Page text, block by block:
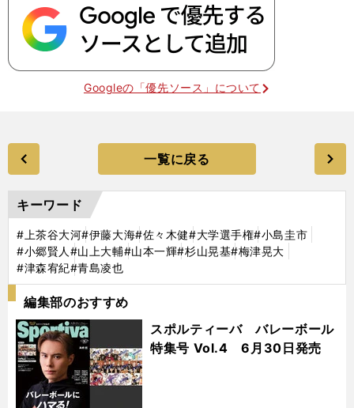
Googleの「優先ソース」について
一覧に戻る
キーワード
#上茶谷大河#伊藤大海#佐々木健#大学選手権#小島圭市
#小郷賢人 #山上大輔#山本一輝#杉山晃基#梅津晃大
#津森宥紀#青島凌也
編集部のおすすめ
スポルティーバ バレーボール
特集号 Vol.4 6月30日発売